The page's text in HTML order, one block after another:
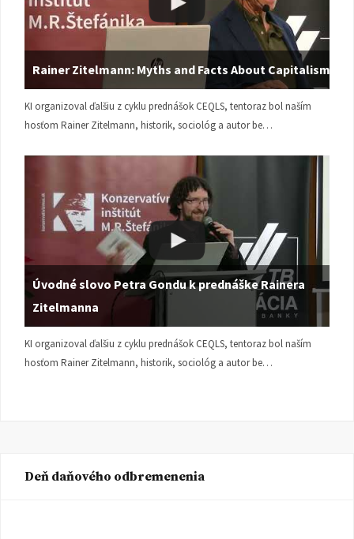
Rainer Zitelmann: Myths and Facts About Capitalism
KI organizoval ďalšiu z cyklu prednášok CEQLS, tentoraz bol naším
hosťom Rainer Zitelmann, historik, sociológ a autor be…
Úvodné slovo Petra Gondu k prednáške Rainera
Zitelmanna
KI organizoval ďalšiu z cyklu prednášok CEQLS, tentoraz bol naším
hosťom Rainer Zitelmann, historik, sociológ a autor be…
Deň daňového odbremenenia